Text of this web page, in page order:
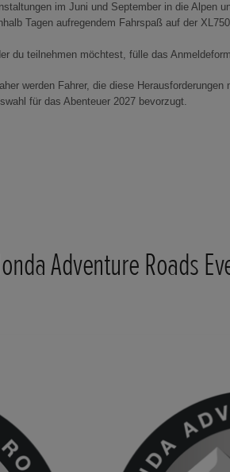
im Juni und September in die
Tagen aufregendem Fahrspaß auf der
du teilnehmen möchtest, fülle das
werden Fahrer, die diese
für das Abenteuer 2027 bevorzugt.
Adventure Roads